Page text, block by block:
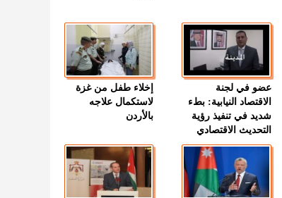
عضو في لجنة
الاقتصاد النيابية: بطء
شديد في تنفيذ رؤية
التحديث الاقتصادي
إخلاء طفل من غزة
لاستكمال علاجه
بالأردن